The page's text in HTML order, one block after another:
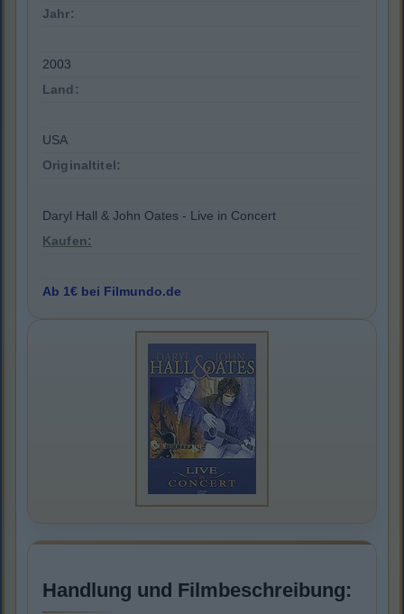
Jahr:
2003
Land:
USA
Originaltitel:
Daryl Hall & John Oates - Live in Concert
Kaufen:
Ab 1€ bei Filmundo.de
Handlung und Filmbeschreibung: